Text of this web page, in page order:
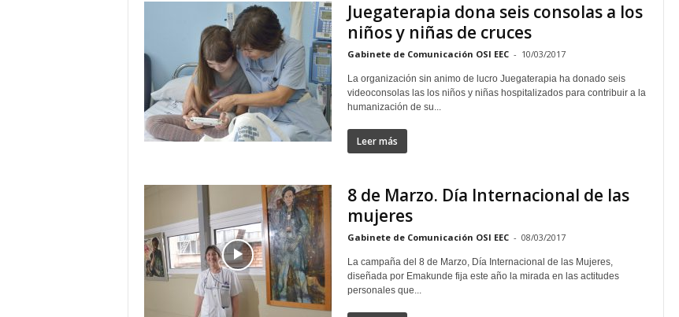
Juegaterapia dona seis consolas a los
niños y niñas de cruces
Gabinete de Comunicación OSI EEC - 10/03/2017
La organización sin animo de lucro Juegaterapia ha donado seis
videoconsolas las los niños y niñas hospitalizados para contribuir a la
humanización de su...
Leer más
8 de Marzo. Día Internacional de las
mujeres
Gabinete de Comunicación OSI EEC - 08/03/2017
La campaña del 8 de Marzo, Día Internacional de las Mujeres,
diseñada por Emakunde fija este año la mirada en las actitudes
personales que...